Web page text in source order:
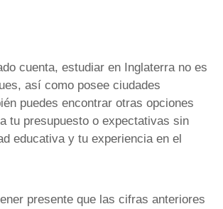
cuenta, estudiar en Inglaterra no es
así como posee ciudades
puedes encontrar otras opciones
tu presupuesto o expectativas sin
educativa y tu experiencia en el
presente que las cifras anteriores